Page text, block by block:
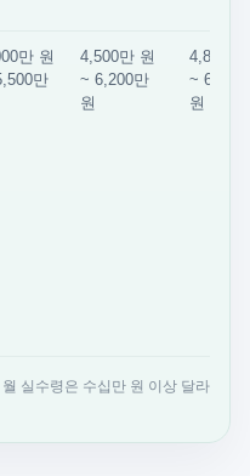
만 원
만
4,500만 원
~ 6,200만
원
4,800만
~ 6,800
원
실수령은 수십만 원 이상 달라